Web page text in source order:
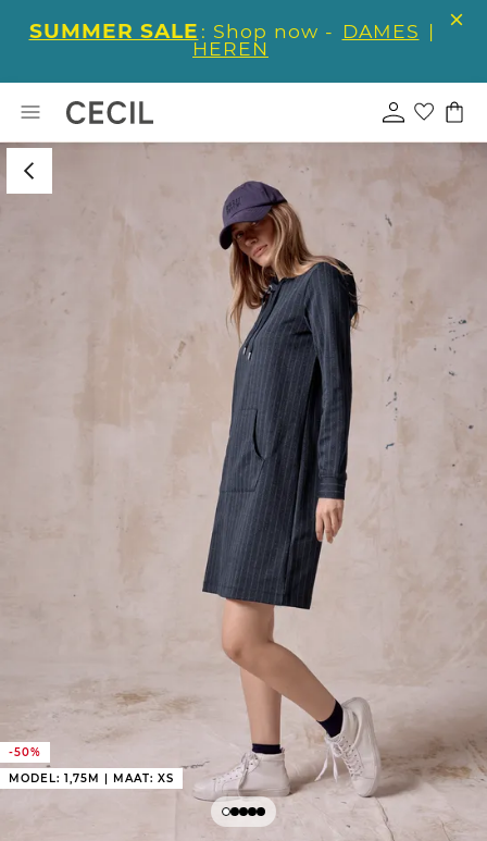
SUMMER SALE : Shop now - DAMES |
HEREN
-50%
MODEL: 1,75M | MAAT: XS